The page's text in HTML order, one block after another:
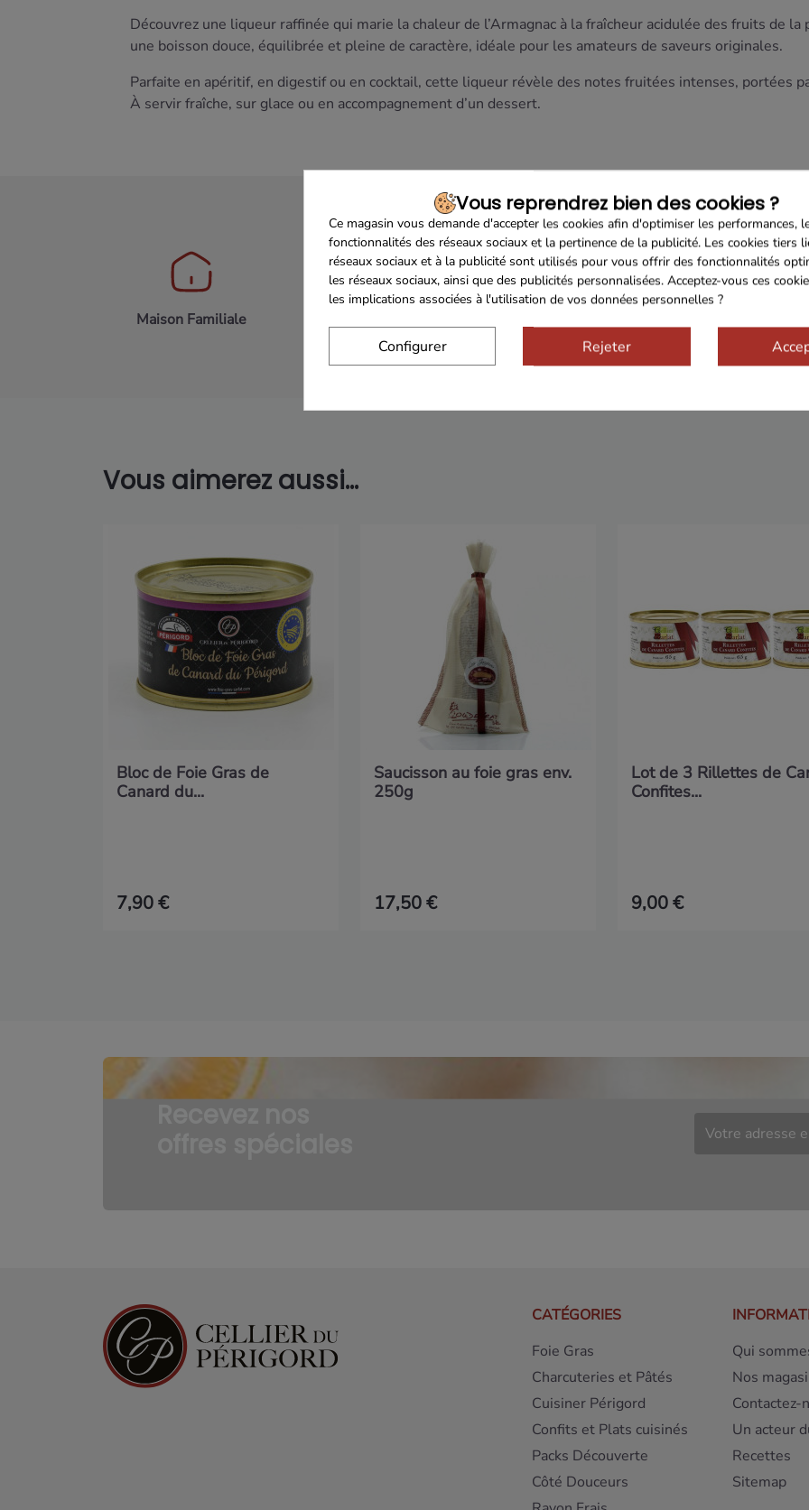
Découvrez une liqueur raffinée qui marie la chaleur de l’Armagnac à la fraîcheur acidulée des fruits de la
une boisson douce, équilibrée et pleine de caractère, idéale pour les amateurs de saveurs originales.
Parfaite en apéritif, en digestif ou en cocktail, cette liqueur révèle des notes fruitées intenses, portées
À servir fraîche, sur glace ou en accompagnement d’un dessert.
Maison Familiale
Vous aimerez aussi...
Bloc de Foie Gras de
Canard du...
7,90 €
Saucisson au foie gras env.
250g
17,50 €
Lot de 3 Rillettes de
Confites...
9,00 €
CATÉGORIES
Foie Gras
Charcuteries et Pâtés
Cuisiner Périgord
Confits et Plats cuisinés
Packs Découverte
Côté Douceurs
Qui
Nos
Contactez-
Un acteur
Recettes
Sitemap
Vous reprendrez bien des cookies ?
Ce magasin vous demande d'accepter les cookies afin d'optimiser les performances,
fonctionnalités des réseaux sociaux et la pertinence de la publicité. Les cookies tiers
réseaux sociaux et à la publicité sont utilisés pour vous offrir des fonctionnalités
les réseaux sociaux, ainsi que des publicités personnalisées. Acceptez-vous ces
les implications associées à l'utilisation de vos données personnelles ?
Configurer Rejeter